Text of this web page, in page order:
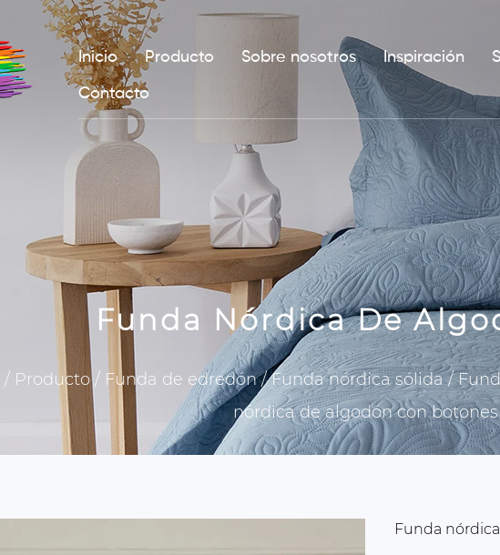
Inicio Producto Sobre nosotros Inspiración
Contacto
Funda Nórdica De
/ Producto/ Funda de edredón/Funda nórdica sólida/
nórdica de algodón con botones
Funda